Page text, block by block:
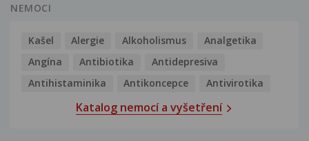
NEMOCI
Kašel Alergie Alkoholismus
Analgetika
Angína
Antibiotika
Antidepresiva
Antihistaminika
Antikoncepce Antivirotika
Katalog nemocí a vyšetření